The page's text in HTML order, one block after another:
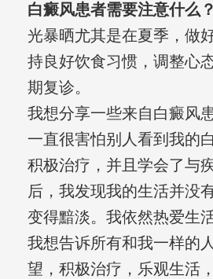
白癜风患者需要注意什么？
光暴晒尤其是在夏季，做
持良好饮食习惯，调整心
期复诊。
我想分享一些来自白癜风
一直很害怕别人看到我的
积极治疗，并且学会了与
后，我发现我的生活并没
变得黯淡。我依然热爱生
我想告诉所有和我一样的
望，积极治疗，乐观生活